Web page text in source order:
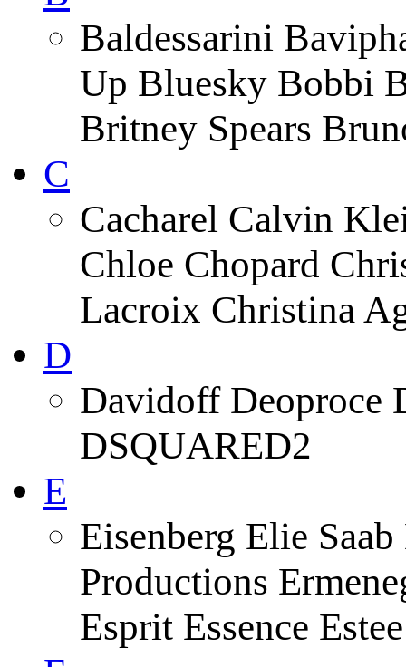
Baldessarini
Up Bluesky Bobbi
Britney Spears
C
Cacharel Calvin
Chloe Chopard
Lacroix Christina
D
Davidoff Deoproce
DSQUARED2
E
Eisenberg Elie
Productions
Esprit Essence